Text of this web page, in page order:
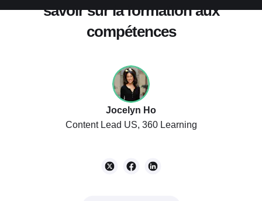
savoir sur la formation aux
compétences
Jocelyn Ho
Content Lead US, 360 Learning